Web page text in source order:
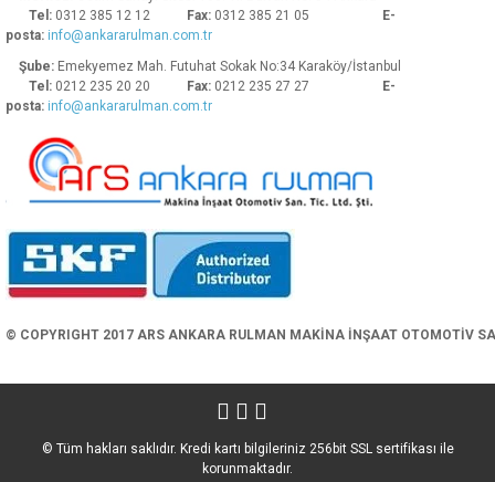
Tel: 0312 385 12 12 Fax: 0312 385 21 05
E-
posta: info@ankararulman.com.tr
Şube: Emekyemez Mah. Futuhat Sokak No:34 Karaköy/İstanbul
Tel: 0212 235 20 20 Fax: 0212 235 27 27
E-
posta: info@ankararulman.com.tr
© COPYRIGHT 2017 ARS ANKARA RULMAN MAKİNA İNŞAAT OTOMOTİV
© Tüm hakları saklıdır. Kredi kartı bilgileriniz 256bit SSL sertifikası ile
korunmaktadır.